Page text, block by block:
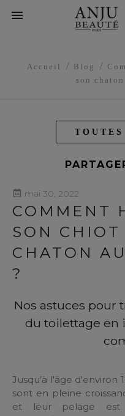

Accueil Blog
son
mai 30, 2022
COMMENT
SON CHIOT
CHATON
?
Nos astuces pour
du toilettage en
Jusqu’à l'âge d'environ
sont en pleine
et leur pelage est